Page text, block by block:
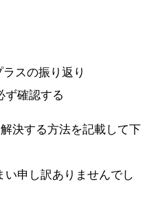
スの振り返り
ず確認する
決する方法を記載して下
い申し訳ありませんでし